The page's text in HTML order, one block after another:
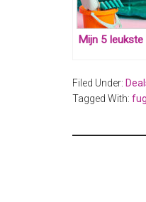
Mijn 5
Filed Under:
Tagged With: